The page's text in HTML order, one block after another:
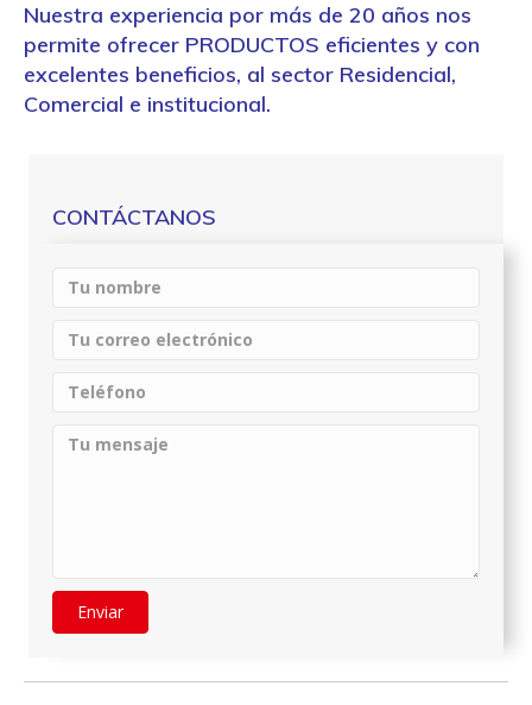
Nuestra experiencia por más de 20 años nos
permite ofrecer PRODUCTOS eficientes y con
excelentes beneficios, al sector Residencial,
Comercial e institucional.
CONTÁCTANOS
Enviar